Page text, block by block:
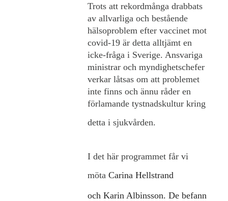
Trots att rekordmånga drabbats
av allvarliga och bestående
hälsoproblem efter vaccinet mot
covid-19 är detta alltjämt en
icke-fråga i Sverige. Ansvariga
ministrar och myndighetschefer
verkar låtsas om att problemet
inte finns och ännu råder en
förlamande tystnadskultur kring
detta i sjukvården.
I det här programmet får vi
möta Carina Hellstrand
och Karin Albinsson. De befann